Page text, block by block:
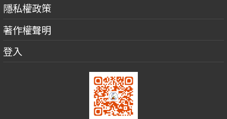
隱私權政策
著作權聲明
登入